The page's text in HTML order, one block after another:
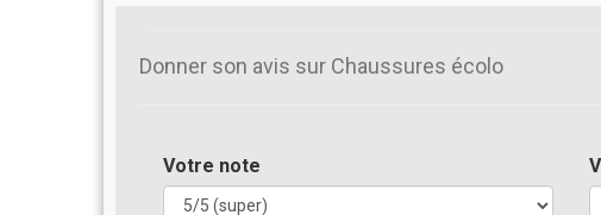
Donner son avis sur Chaussures écolo
Votre note